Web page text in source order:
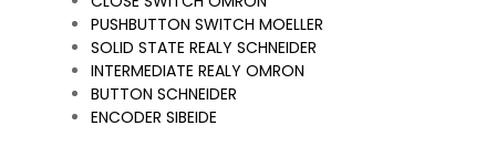
PUSHBUTTON SWITCH MOELLER
SOLID STATE REALY SCHNEIDER
INTERMEDIATE REALY OMRON
BUTTON SCHNEIDER
ENCODER SIBEIDE